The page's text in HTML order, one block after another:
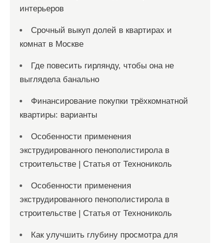
интерьеров
Срочный выкуп долей в квартирах и
комнат в Москве
Где повесить гирлянду, чтобы она не
выглядела банально
Финансирование покупки трёхкомнатной
квартиры: варианты
Особенности применения
экструдированного пенополистирола в
строительстве | Статья от Технониколь
Особенности применения
экструдированного пенополистирола в
строительстве | Статья от Технониколь
Как улучшить глубину просмотра для